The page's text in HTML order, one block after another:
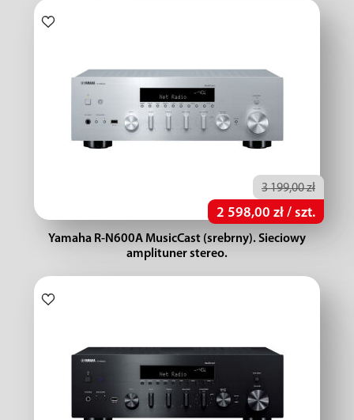
3 199,00 zł
2 598,00 zł / szt.
Yamaha R-N600A MusicCast (srebrny). Sieciowy
amplituner stereo.